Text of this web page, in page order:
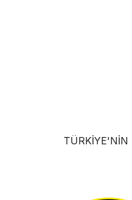
TÜRKIYE'NIN